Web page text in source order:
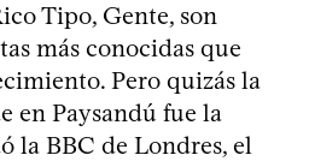
Tipo, Gente, son
más conocidas que
Pero quizás la
en Paysandú fue la
la BBC de Londres, el